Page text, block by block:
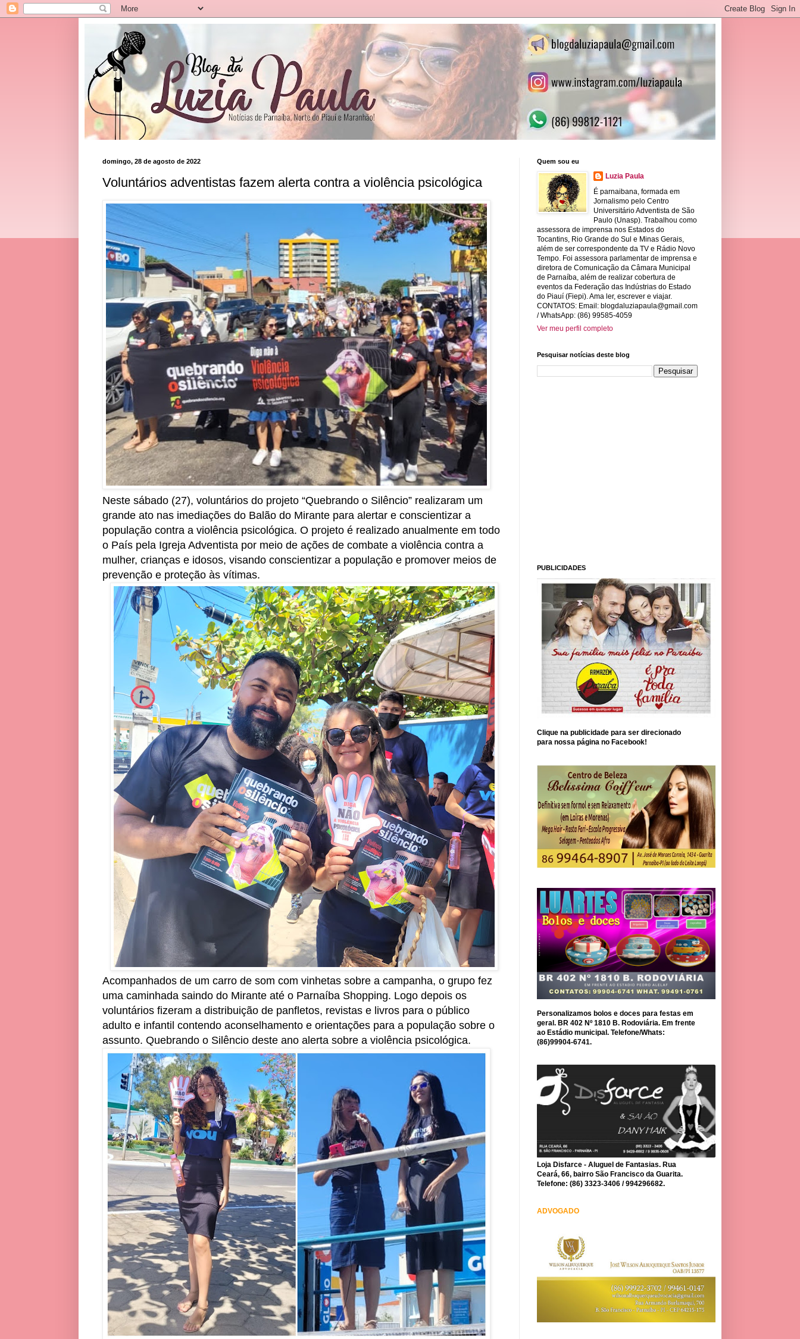
domingo, 28 de agosto de 2022
Voluntários adventistas fazem alerta contra a violência psicológica
Neste sábado (27), voluntários do projeto “Quebrando o Silêncio” realizaram um
grande ato nas imediações do Balão do Mirante para alertar e conscientizar a
população contra a violência psicológica. O projeto é realizado anualmente em todo
o País pela Igreja Adventista por meio de ações de combate a violência contra a
mulher, crianças e idosos, visando conscientizar a população e promover meios de
prevenção e proteção às vítimas.
Acompanhados de um carro de som com vinhetas sobre a campanha, o grupo fez
uma caminhada saindo do Mirante até o Parnaíba Shopping. Logo depois os
voluntários fizeram a distribuição de panfletos, revistas e livros para o público
adulto e infantil contendo aconselhamento e orientações para a população sobre o
assunto. Quebrando o Silêncio deste ano alerta sobre a violência psicológica.
Quem sou eu
Luzia Paula
É parnaibana, formada em
Jornalismo pelo Centro
Universitário Adventista de São
Paulo (Unasp). Trabalhou como
assessora de imprensa nos Estados do
Tocantins, Rio Grande do Sul e Minas Gerais,
além de ser correspondente da TV e Rádio Novo
Tempo. Foi assessora parlamentar de imprensa e
diretora de Comunicação da Câmara Municipal
de Parnaíba, além de realizar cobertura de
eventos da Federação das Indústrias do Estado
do Piauí (Fiepi). Ama ler, escrever e viajar.
CONTATOS: Email: blogdaluziapaula@gmail.com
/ WhatsApp: (86) 99585-4059
Ver meu perfil completo
Pesquisar notícias deste blog
PUBLICIDADES
Clique na publicidade para ser direcionado
para nossa página no Facebook!
Personalizamos bolos e doces para festas em
geral. BR 402 Nº 1810 B. Rodoviária. Em frente
ao Estádio municipal. Telefone/Whats:
(86)99904-6741.
Loja Disfarce - Aluguel de Fantasias. Rua
Ceará, 66, bairro São Francisco da Guarita.
Telefone: (86) 3323-3406 / 994296682.
ADVOGADO